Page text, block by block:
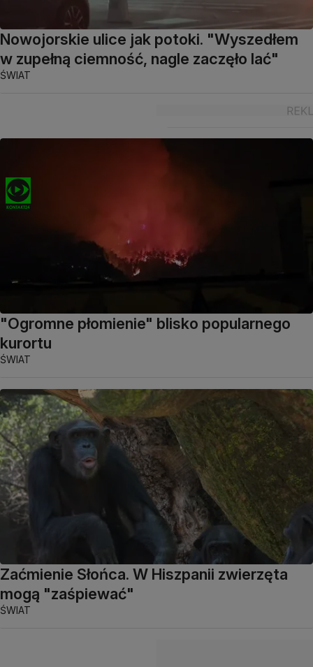
Nowojorskie ulice jak potoki. "Wyszedłem
w zupełną ciemność, nagle zaczęło lać"
ŚWIAT
"Ogromne płomienie" blisko popularnego
kurortu
ŚWIAT
Zaćmienie Słońca. W Hiszpanii zwierzęta
mogą "zaśpiewać"
ŚWIAT